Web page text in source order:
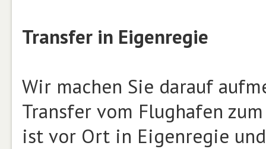
Transfer in Eigenregie
Wir machen Sie darauf
Transfer vom Flughafen
ist vor Ort in Eigenregie